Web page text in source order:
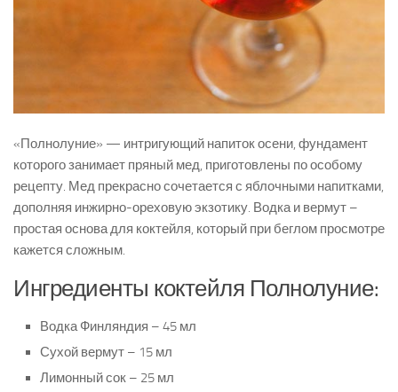
«Полнолуние» — интригующий напиток осени, фундамент
которого занимает пряный мед, приготовлены по особому
рецепту. Мед прекрасно сочетается с яблочными напитками,
дополняя инжирно-ореховую экзотику. Водка и вермут –
простая основа для коктейля, который при беглом просмотре
кажется сложным.
Ингредиенты коктейля Полнолуние:
Водка Финляндия – 45 мл
Сухой вермут – 15 мл
Лимонный сок – 25 мл